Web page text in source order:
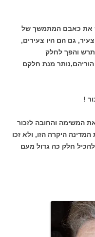
את כאבם המתמשך של
גם הם היו צעירים,
והפך לחלק
מנת חלקם
!
המשימה והחובה לזכור
היקרה הזו, ולא זכו
חלק כה גדול מעם